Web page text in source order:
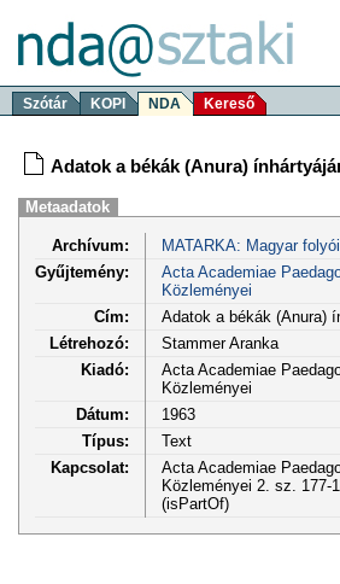
Szótár KOPI NDA Kereső
Adatok a békák (Anura)
Metaadatok
Archívum:
MATARKA: Magyar
Gyűjtemény:
Acta Academiae
Közleményei
Cím:
Adatok a békák (Anura)
Létrehozó:
Stammer Aranka
Kiadó:
Acta Academiae
Közleményei
Dátum:
1963
Típus:
Text
Kapcsolat:
Acta Academiae
Közleményei 2. sz. 177-
(isPartOf)